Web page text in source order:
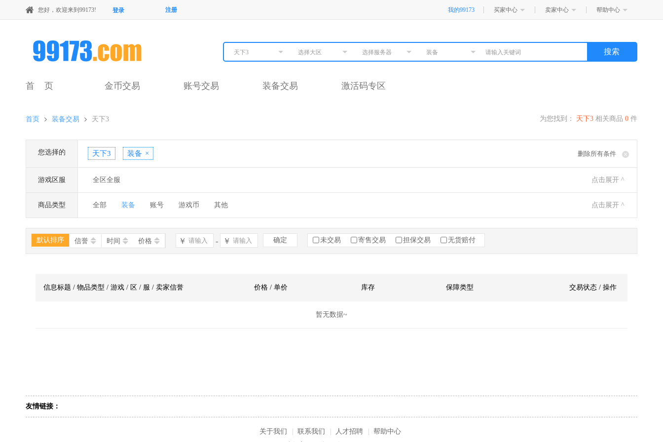
我的99173 买家中心 卖家中心 帮助中心
您好，欢迎来到99173! 登录 注册
天下3 选择大区 选择服务器 装备 搜索
首 页 金币交易 账号交易 装备交易 激活码专区
首页 装备交易 天下3 为您找到： 天下3 相关商品 0 件
您选择的 天下3 装备 × 删除所有条件
游戏区服 全区全服 点击展开 ^
商品类型 全部 装备 账号 游戏币 其他 点击展开 ^
默认排序 信誉 时间 价格 ￥ - ￥ 确定 未交易 寄售交易 担保交易 无货赔付
信息标题 / 物品类型 / 游戏 / 区 / 服 / 卖家信誉 交易状态 / 操作
保障类型
库存
价格 / 单价
暂无数据~
友情链接：
关于我们 联系我们 人才招聘
帮助中心